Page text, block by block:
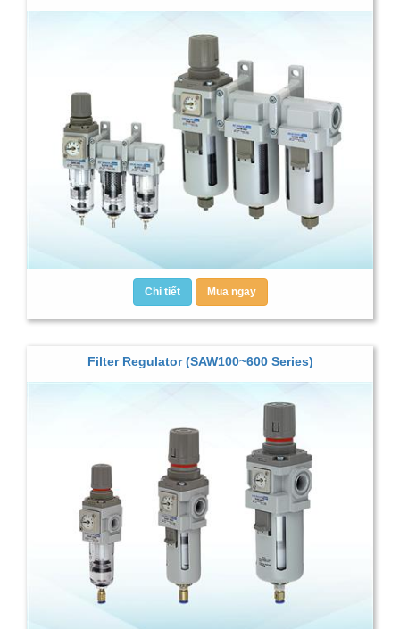
Chi tiết Mua ngay
Filter Regulator (SAW100~600 Series)